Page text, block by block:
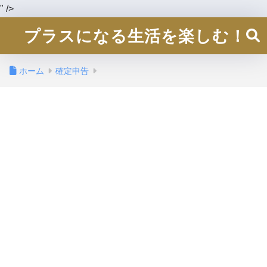
" />
プラスになる生活を楽しむ！
ホーム 確定申告